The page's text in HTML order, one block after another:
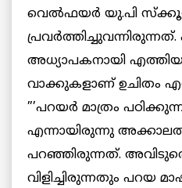
വെല്‍ഫയര്‍ യു.പി
അധ്യാപകനായി
വാക്കുകളാണ് ഉചിതം
”’പറയര്‍ മാത്രം
എന്നായിരുന്നു
പറഞ്ഞിരുന്നത്.
വിളിച്ചിരുന്നതും പറയ